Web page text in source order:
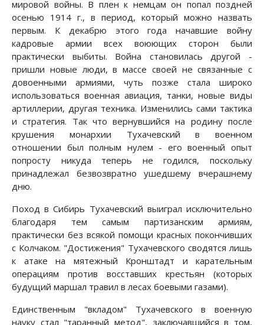
мировой войны. В плен к немцам он попал поздней
осенью 1914 г., в период, который можно назвать
первым. К декабрю этого года начавшие войну
кадровые армии всех воюющих сторон были
практически выбиты. Война становилась другой -
пришли новые люди, в массе своей не связанные с
довоенными армиями, чуть позже стала широко
использоваться военная авиация, танки, новые виды
артиллерии, другая техника. Изменились сами тактика
и стратегия. Так что вернувшийся на родину после
крушения монархии Тухачевский в военном
отношении был полным нулем - его военный опыт
попросту никуда теперь не годился, поскольку
принадлежал безвозвратно ушедшему вчерашнему
дню.
Поход в Сибирь Тухачевский выиграл исключительно
благодаря тем самым партизанским армиям,
практически без всякой помощи красных покончивших
с Колчаком. "Достижения" Тухачевского сводятся лишь
к атаке на мятежный Кронштадт и карательным
операциям против восставших крестьян (которых
будущий маршал травил в лесах боевыми газами).
Единственным "вкладом" Тухачевского в военную
науку стал "таранный метод", заключавшийся в том,